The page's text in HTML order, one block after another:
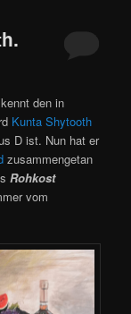
den in
Kunta Shytooth
D ist. Nun hat er
zusammengetan
Rohkost
vom